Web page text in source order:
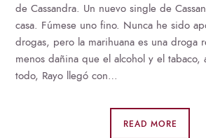
de Cassandra. Un nuevo single de
casa. Fúmese uno fino. Nunca he sido
drogas, pero la marihuana es una droga
menos dañina que el alcohol y el tabaco,
todo, Rayo llegó con…
READ MORE